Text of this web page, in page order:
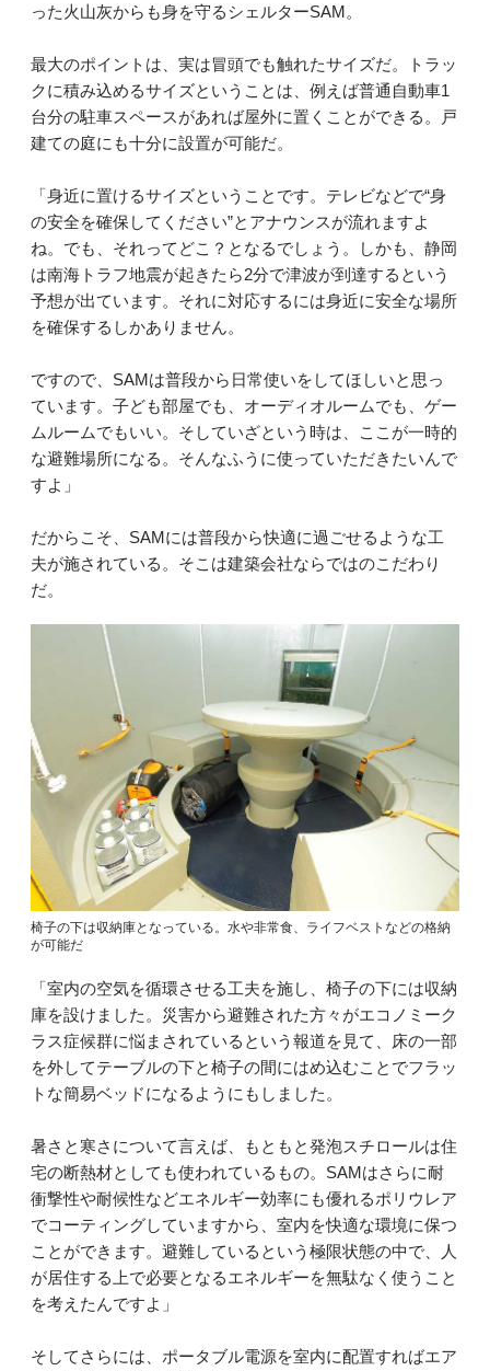
った火山灰からも身を守るシェルターSAM。
最大のポイントは、実は冒頭でも触れたサイズだ。トラッ
クに積み込めるサイズということは、例えば普通自動車1
台分の駐車スペースがあれば屋外に置くことができる。戸
建ての庭にも十分に設置が可能だ。
「身近に置けるサイズということです。テレビなどで“身
の安全を確保してください”とアナウンスが流れますよ
ね。でも、それってどこ？となるでしょう。しかも、静岡
は南海トラフ地震が起きたら2分で津波が到達するという
予想が出ています。それに対応するには身近に安全な場所
を確保するしかありません。
ですので、SAMは普段から日常使いをしてほしいと思っ
ています。子ども部屋でも、オーディオルームでも、ゲー
ムルームでもいい。そしていざという時は、ここが一時的
な避難場所になる。そんなふうに使っていただきたいんで
すよ」
だからこそ、SAMには普段から快適に過ごせるような工
夫が施されている。そこは建築会社ならではのこだわり
だ。
椅子の下は収納庫となっている。水や非常食、ライフベストなどの格納
が可能だ
「室内の空気を循環させる工夫を施し、椅子の下には収納
庫を設けました。災害から避難された方々がエコノミーク
ラス症候群に悩まされているという報道を見て、床の一部
を外してテーブルの下と椅子の間にはめ込むことでフラッ
トな簡易ベッドになるようにもしました。
暑さと寒さについて言えば、もともと発泡スチロールは住
宅の断熱材としても使われているもの。SAMはさらに耐
衝撃性や耐候性などエネルギー効率にも優れるポリウレア
でコーティングしていますから、室内を快適な環境に保つ
ことができます。避難しているという極限状態の中で、人
が居住する上で必要となるエネルギーを無駄なく使うこと
を考えたんですよ」
そしてさらには、ポータブル電源を室内に配置すればエア